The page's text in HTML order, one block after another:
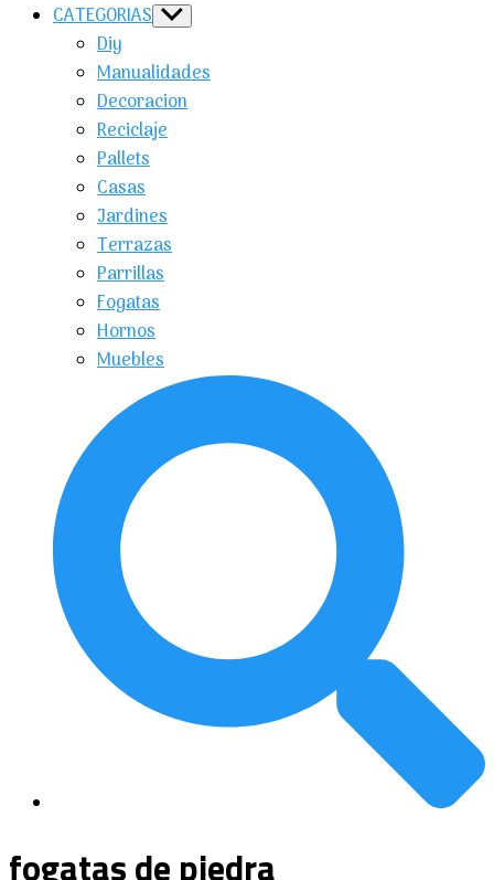
CATEGORIAS Show
sub
Diy
Manualidades
Decoracion
Reciclaje
Pallets
Casas
Jardines
Terrazas
Parrillas
Fogatas
Hornos
Muebles
fogatas de piedra